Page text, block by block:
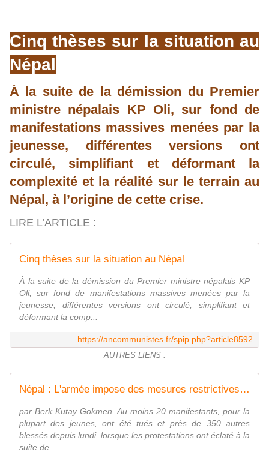
Cinq thèses sur la situation au
Népal
À la suite de la démission du Premier
ministre népalais KP Oli, sur fond de
manifestations massives menées par la
jeunesse, différentes versions ont
circulé, simplifiant et déformant la
complexité et la réalité sur le terrain au
Népal, à l’origine de cette crise.
LIRE L’ARTICLE :
Cinq thèses sur la situation au Népal
À la suite de la démission du Premier ministre népalais KP
Oli, sur fond de manifestations massives menées par la
jeunesse, différentes versions ont circulé, simplifiant et
déformant la comp...
https://ancommunistes.fr/spip.php?article8592
AUTRES LIENS :
Népal : L'armée impose des mesures restrictives après la chute du gouvernement sous la pression des manifestants - Réseau International
par Berk Kutay Gokmen. Au moins 20 manifestants, pour la
plupart des jeunes, ont été tués et près de 350 autres
blessés depuis lundi, lorsque les protestations ont éclaté à la
suite de ...